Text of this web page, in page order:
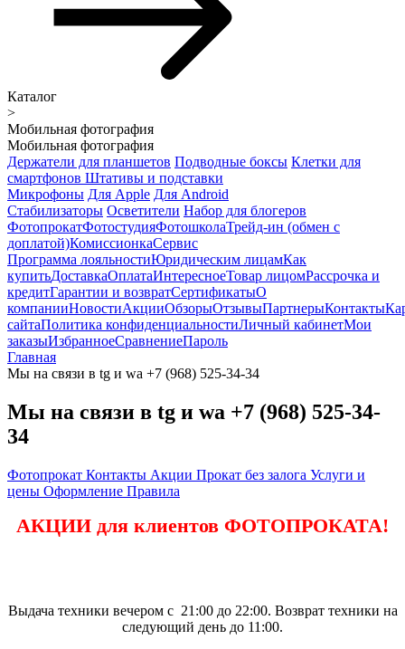
Каталог
>
Мобильная фотография
Мобильная фотография
Держатели для планшетов Подводные боксы Клетки для
смартфонов Штативы и подставки
Микрофоны Для Apple Для Android
Стабилизаторы Осветители Набор для блогеров
ФотопрокатФотостудияФотошколаТрейд-ин (обмен с
доплатой)КомиссионкаСервис
Программа лояльностиЮридическим лицамКак
купитьДоставкаОплатаИнтересноеТовар лицомРассрочка и
кредитГарантии и возвратСертификатыО
компанииНовостиАкцииОбзорыОтзывыПартнерыКонтакты
сайтаПолитика конфиденциальностиЛичный кабинетМои
заказыИзбранноеСравнениеПароль
Главная
Мы на связи в tg и wa +7 (968) 525-34-34
Мы на связи в tg и wa +7 (968) 525-34-
34
Фотопрокат Контакты Акции Прокат без залога Услуги и
цены Оформление Правила
АКЦИИ для клиентов ФОТОПРОКАТА!
Выдача техники вечером с 21:00 до 22:00. Возврат техники на
следующий день до 11:00.